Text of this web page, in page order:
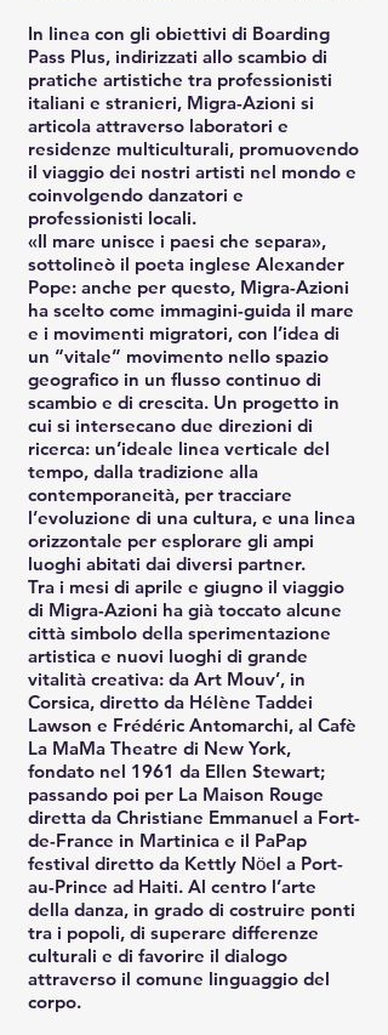
In linea con gli obiettivi di Boarding
Pass Plus, indirizzati allo scambio di
pratiche artistiche tra professionisti
italiani e stranieri, Migra-Azioni si
articola attraverso laboratori e
residenze multiculturali, promuovendo
il viaggio dei nostri artisti nel mondo e
coinvolgendo danzatori e
professionisti locali.
«Il mare unisce i paesi che separa»,
sottolineò il poeta inglese Alexander
Pope: anche per questo, Migra-Azioni
ha scelto come immagini-guida il mare
e i movimenti migratori, con l’idea di
un “vitale” movimento nello spazio
geografico in un flusso continuo di
scambio e di crescita. Un progetto in
cui si intersecano due direzioni di
ricerca: un’ideale linea verticale del
tempo, dalla tradizione alla
contemporaneità, per tracciare
l’evoluzione di una cultura, e una linea
orizzontale per esplorare gli ampi
luoghi abitati dai diversi partner.
Tra i mesi di aprile e giugno il viaggio
di Migra-Azioni ha già toccato alcune
città simbolo della sperimentazione
artistica e nuovi luoghi di grande
vitalità creativa: da Art Mouv’, in
Corsica, diretto da Hélène Taddei
Lawson e Frédéric Antomarchi, al Cafè
La MaMa Theatre di New York,
fondato nel 1961 da Ellen Stewart;
passando poi per La Maison Rouge
diretta da Christiane Emmanuel a Fort-
de-France in Martinica e il PaPap
festival diretto da Kettly Nӧel a Port-
au-Prince ad Haiti. Al centro l’arte
della danza, in grado di costruire ponti
tra i popoli, di superare differenze
culturali e di favorire il dialogo
attraverso il comune linguaggio del
corpo.